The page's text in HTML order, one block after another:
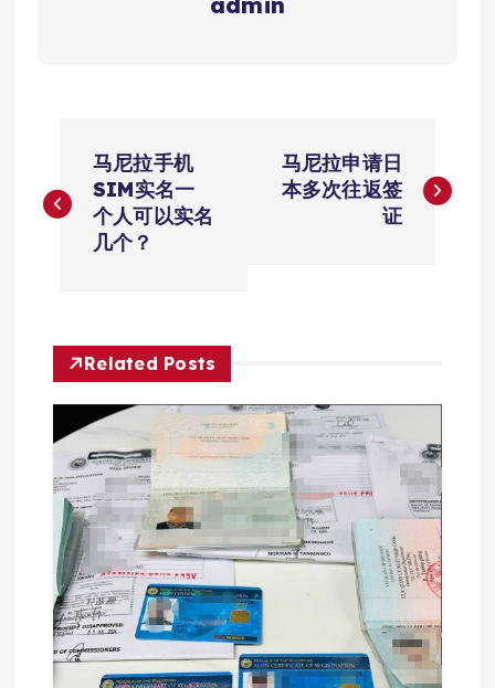
章
马尼拉手机
SIM实名一
个人可以实名
几个？
马尼拉申请日
本多次往返签
证
Related Posts